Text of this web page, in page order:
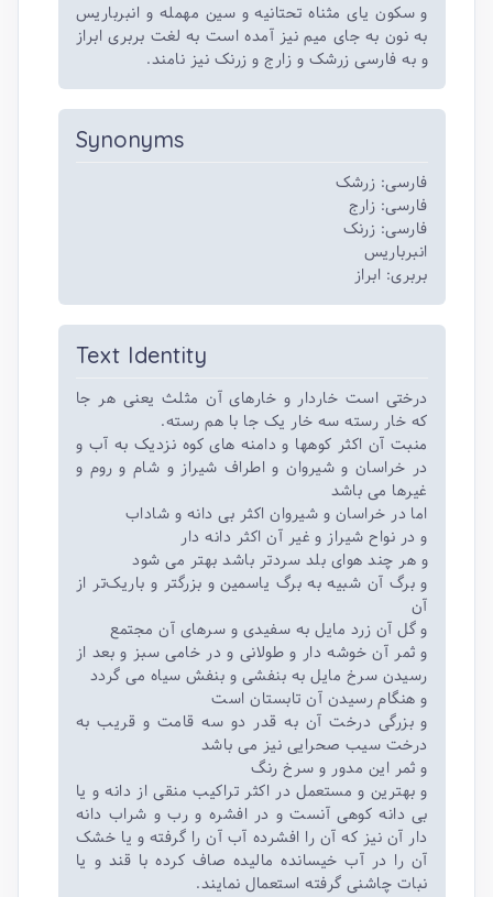
و سکون یای مثناه تحتانیه و سین مهمله و انبرباریس
به نون به جای میم نیز آمده است به لغت بربری ابراز
و به فارسی زرشک و زارج و زرنک نیز نامند.
Synonyms
فارسی: زرشک
فارسی: زارج
فارسی: زرنک
انبرباریس
بربری: ابراز
Text Identity
درختی است خاردار و خارهای آن مثلث یعنی هر جا
که خار رسته سه خار یک جا با هم رسته.
منبت آن اکثر کوهها و دامنه های کوه نزدیک به آب و
در خراسان و شیروان و اطراف شیراز و شام و روم و
غیرها می باشد
اما در خراسان و شیروان اکثر بی دانه و شاداب
و در نواح شیراز و غیر آن اکثر دانه دار
و هر چند هوای بلد سردتر باشد بهتر می شود
و برگ آن شبیه به برگ یاسمین و بزرگتر و باریک‌تر از
آن
و گل آن زرد مایل به سفیدی و سرهای آن مجتمع
و ثمر آن خوشه دار و طولانی و در خامی سبز و بعد از
رسیدن سرخ مایل به بنفشی و بنفش سیاه می گردد
و هنگام رسیدن آن تابستان است
و بزرگی درخت آن به قدر دو سه قامت و قریب به
درخت سیب صحرایی نیز می باشد
و ثمر این مدور و سرخ رنگ
و بهترین و مستعمل در اکثر تراکیب منقی از دانه و یا
بی دانه کوهی آنست و در افشره و رب و شراب دانه
دار آن نیز که آن را افشرده آب آن را گرفته و یا خشک
آن را در آب خیسانده مالیده صاف کرده با قند و یا
نبات چاشنی گرفته استعمال نمایند.